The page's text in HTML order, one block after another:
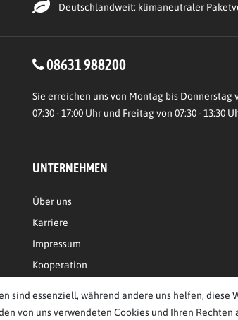
Deutschlandweit: klimaneutraler
08631 988200
Sie erreichen uns von Montag bis Donnerstag
07:30 - 17:00 Uhr und Freitag von 07:30 - 13:30
UNTERNEHMEN
Über uns
Karriere
Impressum
Kooperation
sind essenziell, während andere uns helfen, diese
von uns verwendeten Cookies und Ihren Rechten